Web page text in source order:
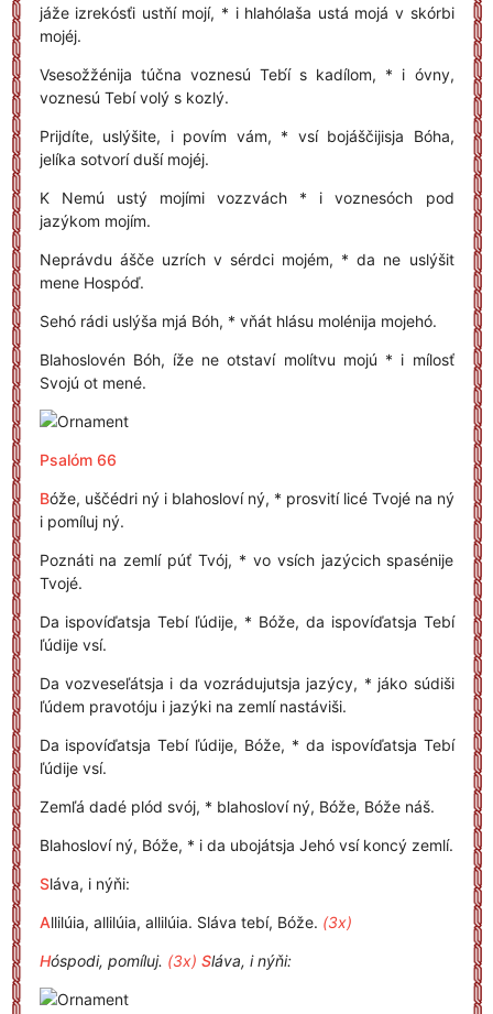
jáže izrekósťi ustňí mojí, * i hlahólaša ustá mojá v skórbi
mojéj.
Vsesožžénija túčna voznesú Teb́í s kadílom, * i óvny,
voznesú Tebí volý s kozlý.
Prijdíte, uslýšite, i povím vám, * vsí bojáščijisja Bóha,
jelíka sotvorí duší mojéj.
K Nemú ustý mojími vozzvách * i voznesóch pod
jazýkom mojím.
Neprávdu ášče uzrích v sérdci mojém, * da ne uslýšit
mene Hospóď.
Sehó rádi uslýša mjá Bóh, * vňát hlásu molénija mojehó.
Blahoslovén Bóh, íže ne otstaví molítvu mojú * i mílosť
Svojú ot mené.
Psalóm 66
Bóže, uščédri ný i blahosloví ný, * prosvití licé Tvojé na ný
i pomíluj ný.
Poznáti na zemlí púť Tvój, * vo vsích jazýcich spasénije
Tvojé.
Da ispovíďatsja Tebí ľúdije, * Bóže, da ispovíďatsja Tebí
ľúdije vsí.
Da vozveseľátsja i da vozrádujutsja jazýcy, * jáko súdiši
ľúdem pravotóju i jazýki na zemlí nastáviši.
Da ispovíďatsja Tebí ľúdije, Bóže, * da ispovíďatsja Tebí
ľúdije vsí.
Zemľá dadé plód svój, * blahosloví ný, Bóže, Bóže náš.
Blahosloví ný, Bóže, * i da ubojátsja Jehó vsí koncý zemlí.
Sláva, i nýňi:
Allilúia, allilúia, allilúia. Sláva tebí, Bóže. (3x)
Hóspodi, pomíluj. (3x) Sláva, i nýňi: